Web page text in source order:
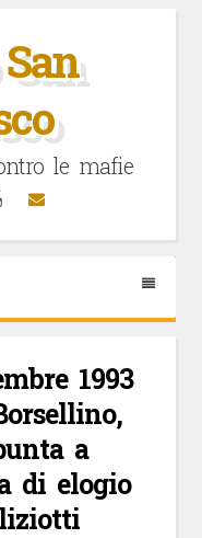
le mafie
YouTubeEmail
1993
a
di elogio